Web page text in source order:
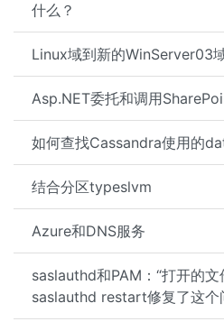
什么？
Linux域到新的WinServer03
Asp.NET委托和调用
如何查找Cassandra使用的
结合分区typeslvm
Azure和DNS服务
saslauthd和PAM：“打开的文
saslauthd restart修复了这个